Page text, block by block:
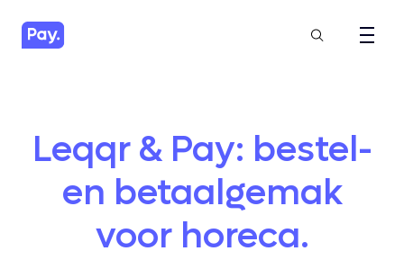
Leqqr & Pay: bestel-
en betaalgemak
voor horeca.